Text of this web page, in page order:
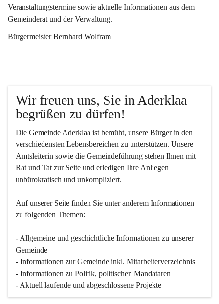
Veranstaltungstermine sowie aktuelle Informationen aus dem
Gemeinderat und der Verwaltung.
Bürgermeister Bernhard Wolfram
Wir freuen uns, Sie in Aderklaa
begrüßen zu dürfen!
Die Gemeinde Aderklaa ist bemüht, unsere Bürger in den
verschiedensten Lebensbereichen zu unterstützen. Unsere
Amtsleiterin sowie die Gemeindeführung stehen Ihnen mit
Rat und Tat zur Seite und erledigen Ihre Anliegen
unbürokratisch und unkompliziert.
Auf unserer Seite finden Sie un­ter an­de­rem Informationen
zu folgenden Themen:
- Allgemeine und geschichtliche Informationen zu unserer
Gemeinde
- Informationen zur Gemeinde inkl. Mitarbeiterverzeichnis
- Informationen zu Politik, politischen Mandataren
- Aktuell laufende und abgeschlossene Projekte